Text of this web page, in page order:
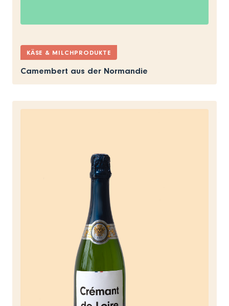
KÄSE & MILCHPRODUKTE
Camembert aus der Normandie